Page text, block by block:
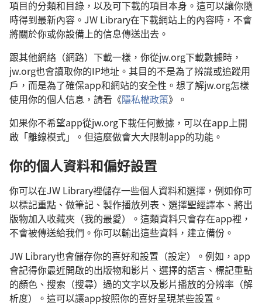
項目的分類和目錄，以及可下載的項目本身。這可以讓你隨
時得到最新內容。JW Library在下載網站上的內容時，不會
將關於你或你設備上的信息傳送出去。
跟其他網絡（網路）下載一樣，你從jw.org下載數據時，
jw.org也會讀取你的IP地址。其目的不是為了辨識或追蹤用
戶，而是為了確保app和網站的安全性。想了解jw.org怎樣
使用你的個人信息，請看《隱私權政策》。
如果你不希望app從jw.org下載任何數據，可以在app上開
啟「離線模式」。但這麼做會大大限制app的功能。
你的個人資料和偏好設置
你可以在JW Library裡儲存一些個人資料和選擇，例如你可
以標記重點、做筆記、製作播放列表、選擇聖經譯本、將出
版物加入收藏夾（我的最愛）。這類資料只會存在app裡，
不會被傳送給我們。你可以輸出這些資料，建立備份。
JW Library也會儲存你的喜好和設置（設定）。例如，app
會記得你最近開啟的出版物和影片、選擇的語言、標記重點
的顏色、搜索（搜尋）過的文字以及影片播放的分辨率（解
析度）。這可以讓app按照你的喜好呈現某些設置。